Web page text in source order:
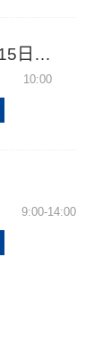
技术测试2026年7月15日13:57:15
10:00
9:00-14:00